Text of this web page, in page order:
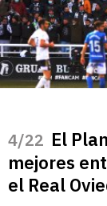
/22 El
mejores
el Real